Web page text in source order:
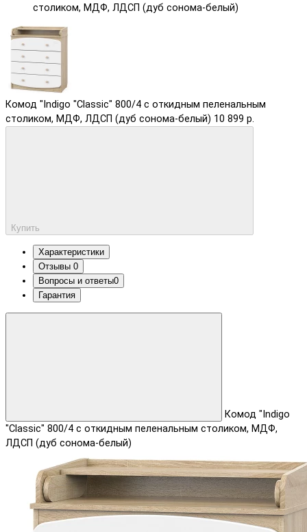
столиком, МДФ, ЛДСП (дуб сонома-белый)
Комод "Indigo "Classic" 800/4 c откидным пеленальным
столиком, МДФ, ЛДСП (дуб сонома-белый) 10 899 р.
Купить
Характеристики
Отзывы 0
Вопросы и ответы0
Гарантия
Комод "Indigo
"Classic" 800/4 c откидным пеленальным столиком, МДФ,
ЛДСП (дуб сонома-белый)